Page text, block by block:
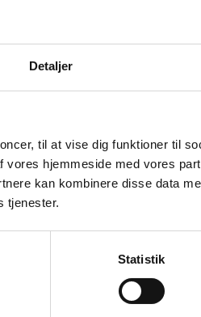
Detaljer
til at vise dig funktioner til
hjemmeside med vores
kan kombinere disse data
tjenester.
Statistik